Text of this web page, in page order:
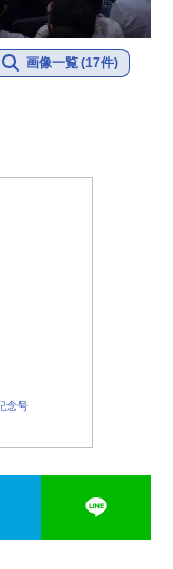
画像一覧 (17件)
念号